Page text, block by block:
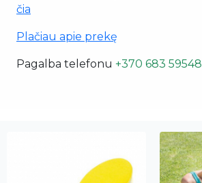
čia
Plačiau apie prekę
Pagalba telefonu +370 683 59548